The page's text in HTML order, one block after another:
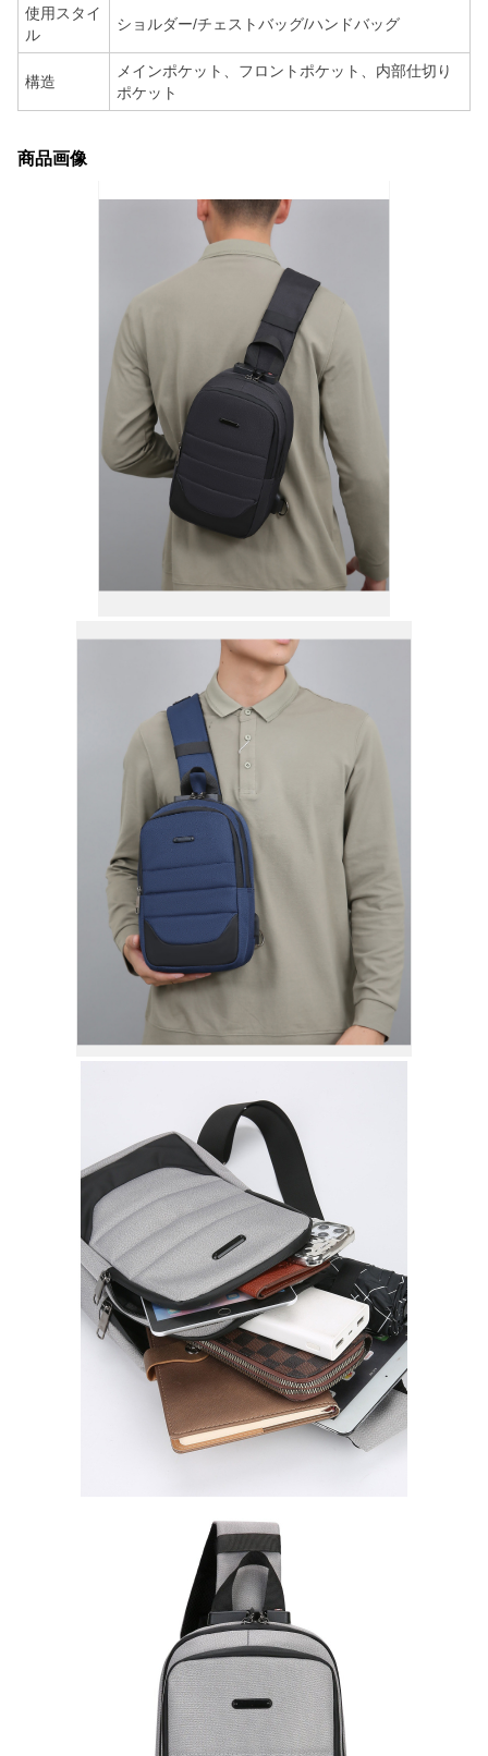
使用スタイ
ル
ショルダー/チェストバッグ/ハンドバッグ
構造
メインポケット、フロントポケット、内部仕切り
ポケット
商品画像